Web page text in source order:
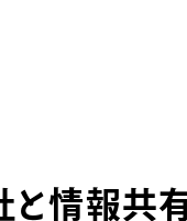
情報共